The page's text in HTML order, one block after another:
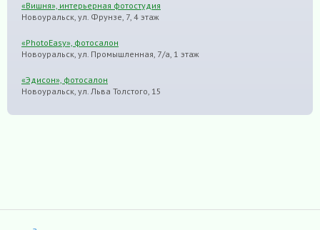
«Вишня», интерьерная фотостудия
Новоуральск, ул. Фрунзе, 7, 4 этаж
«PhotoEasy», фотосалон
Новоуральск, ул. Промышленная, 7/а, 1 этаж
«Эдисон», фотосалон
Новоуральск, ул. Льва Толстого, 15